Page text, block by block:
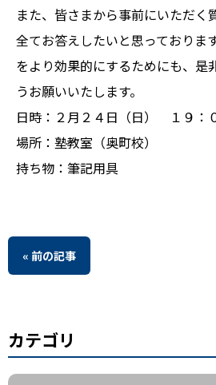
また、皆さまから事前にいただく
全てお答えしたいと思っておりま
をより効果的にするためにも、是
うお願いいたします。
日時：２月２４日（日） １９：
場所：塾教室（奥町校）
持ち物：筆記用具
« 前の記事
カテゴリ